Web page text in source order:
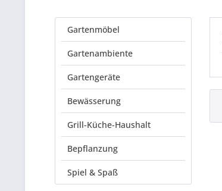
Gartenmöbel
Gartenambiente
Gartengeräte
Bewässerung
Grill-Küche-Haushalt
Bepflanzung
Spiel & Spaß